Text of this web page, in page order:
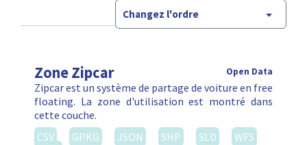
Changez l'ordre
Zone Zipcar Open Data
Zipcar est un système de partage de voiture en free
floating. La zone d'utilisation est montré dans
cette couche.
CSV
GPKG JSON SHP SLD
WFS